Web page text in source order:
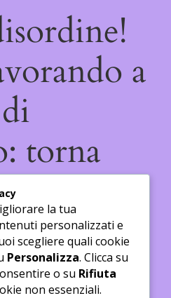
a
torna
la tua
personalizzati e
scegliere quali cookie
Personalizza. Clicca su
o su Rifiuta
non essenziali.